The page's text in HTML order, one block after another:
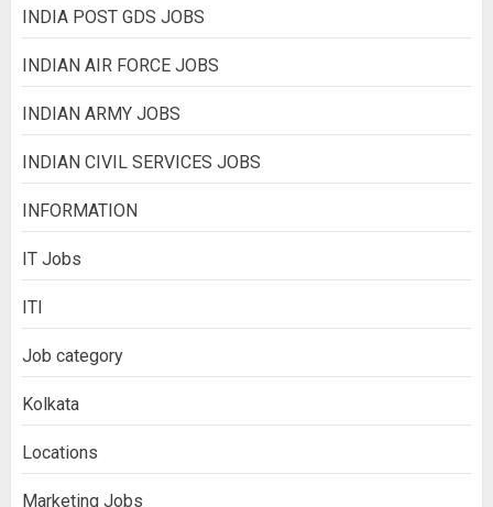
INDIA POST GDS JOBS
INDIAN AIR FORCE JOBS
INDIAN ARMY JOBS
INDIAN CIVIL SERVICES JOBS
INFORMATION
IT Jobs
ITI
Job category
Kolkata
Locations
Marketing Jobs